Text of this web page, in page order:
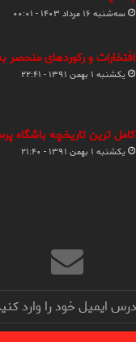
سه‌شنبه ۱۶ مرداد ۱۴۰۳ - ۰۰:۰۱
افتخارات و رکوردهای منحصر
یکشنبه ۱ بهمن ۱۳۹۱ - ۲۲:۴۱
کامل ترین تاریخچه باشگاه
یکشنبه ۱ بهمن ۱۳۹۱ - ۲۱:۴۰